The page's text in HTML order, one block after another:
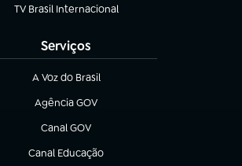
TV Brasil Internacional
(abre em nova aba)
Serviços
A Voz do Brasil
(abre em nova aba)
Agência GOV
(abre em nova aba)
Canal GOV
(abre em nova aba)
Canal Educação
(abre em nova aba)